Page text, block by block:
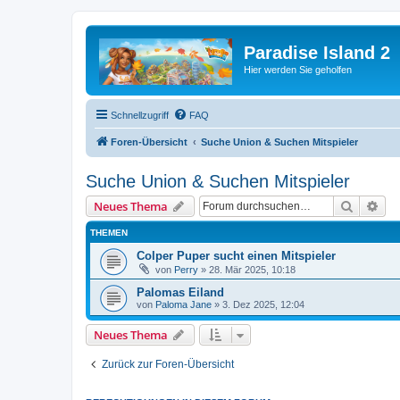
Paradise Island 2
Hier werden Sie geholfen
Schnellzugriff FAQ
Foren-Übersicht Suche Union & Suchen Mitspieler
Suche Union & Suchen Mitspieler
Neues Thema Suche
THEMEN
Colper Puper sucht einen Mitspieler
von Perry » 28. Mär 2025, 10:18
Palomas Eiland
von Paloma Jane » 3. Dez 2025, 12:04
Neues Thema
Zurück zur Foren-Übersicht